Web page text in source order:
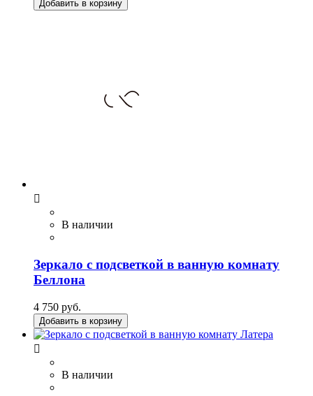
Добавить в корзину

В наличии
Зеркало с подсветкой в ванную комнату
Беллона
4 750 руб.
Добавить в корзину

В наличии